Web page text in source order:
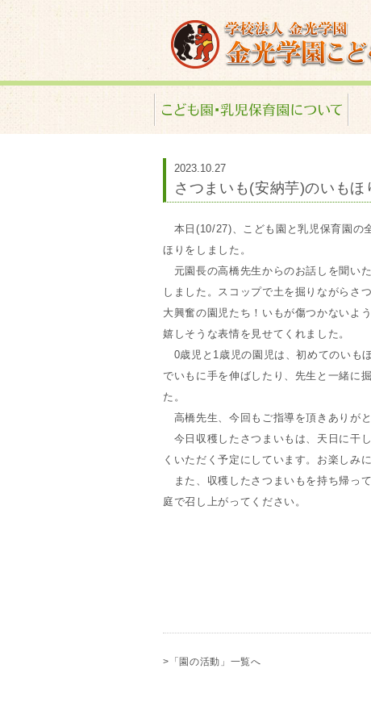
金光学園こども園･
2023.10.27
さつまいも(安納芋)のいもほ
本日(10/27)、こども園と乳児保育園の
ほりをしました。
元園長の高橋先生からのお話しを聞い
しました。スコップで土を掘りながらさ
大興奮の園児たち！いもが傷つかないよ
嬉しそうな表情を見せてくれました。
0歳児と1歳児の園児は、初めてのいも
でいもに手を伸ばしたり、先生と一緒に
た。
高橋先生、今回もご指導を頂きありがと
今日収穫したさつまいもは、天日に干
くいただく予定にしています。お楽しみ
また、収穫したさつまいもを持ち帰っ
庭で召し上がってください。
>「園の活動」一覧へ